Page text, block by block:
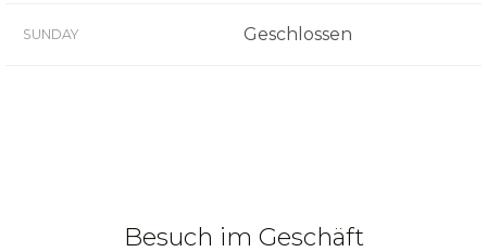
SUNDAY Geschlossen
Besuch im Geschäft